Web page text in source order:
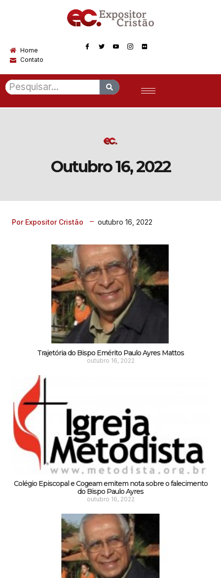
Home
Contato
Outubro 16, 2022
Por Expositor Cristão outubro 16, 2022
Trajetória do Bispo Emérito Paulo Ayres Mattos
outubro 16, 2022
Colégio Episcopal e Cogeam emitem nota sobre o falecimento
do Bispo Paulo Ayres
outubro 16, 2022